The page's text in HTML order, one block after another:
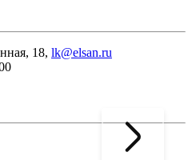
18, lk@elsan.ru